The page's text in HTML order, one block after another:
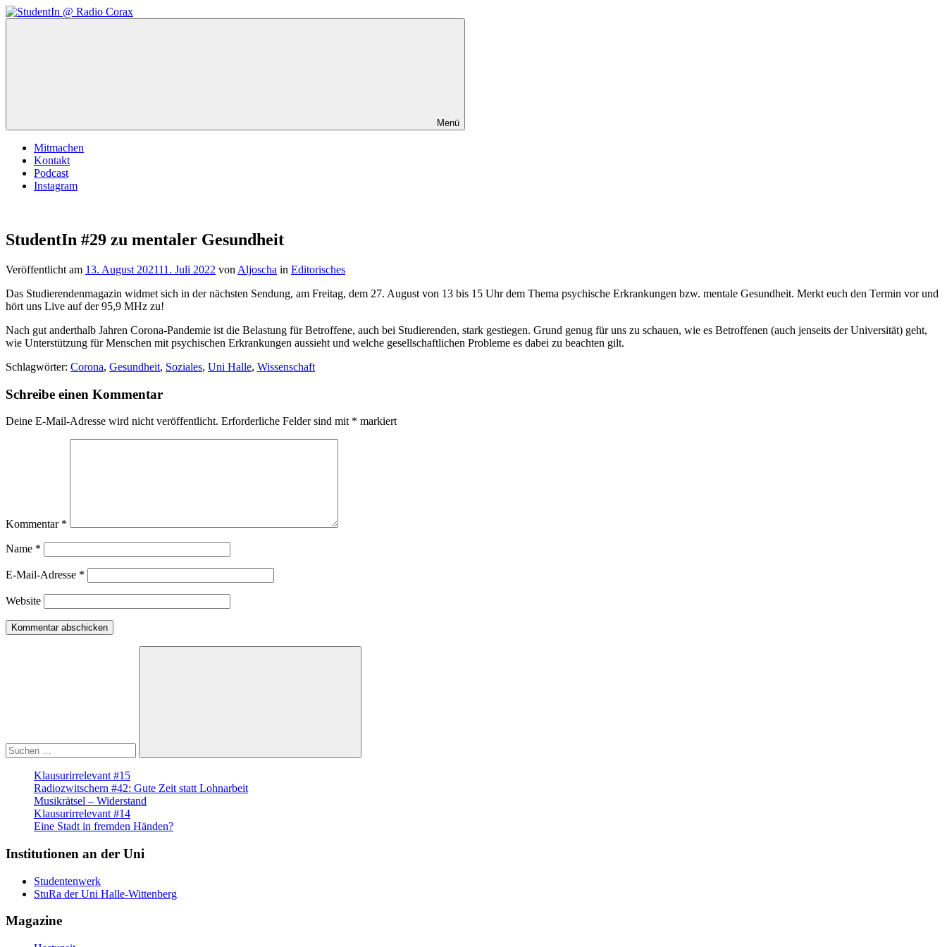
Zum
Inhalt
Menü
Mitmachen
Kontakt
Podcast
Instagram
StudentIn #29 zu mentaler Gesundheit
Veröffentlicht am 13. August 202111. Juli 2022 von Aljoscha in Editorisches
Das Studierendenmagazin widmet sich in der nächsten Sendung, am Freitag, dem 27. August von 13 bis 15 Uhr dem Thema psychische Erkrankungen bzw. mentale Gesundheit. Merkt euch den Termin vor und
hört uns Live auf der 95,9 MHz zu!
Nach gut anderthalb Jahren Corona-Pandemie ist die Belastung für Betroffene, auch bei Studierenden, stark gestiegen. Grund genug für uns zu schauen, wie es Betroffenen (auch jenseits der Universität) geht,
wie Unterstützung für Menschen mit psychischen Erkrankungen aussieht und welche gesellschaftlichen Probleme es dabei zu beachten gilt.
Schlagwörter: Corona, Gesundheit, Soziales, Uni Halle, Wissenschaft
Schreibe einen Kommentar
Deine E-Mail-Adresse wird nicht veröffentlicht. Erforderliche Felder sind mit * markiert
Kommentar *
Name *
E-Mail-Adresse *
Website
Suchen
Klausurirrelevant #15
Radiozwitschern #42: Gute Zeit statt Lohnarbeit
Musikrätsel – Widerstand
Klausurirrelevant #14
Eine Stadt in fremden Händen?
Institutionen an der Uni
Studentenwerk
StuRa der Uni Halle-Wittenberg
Magazine